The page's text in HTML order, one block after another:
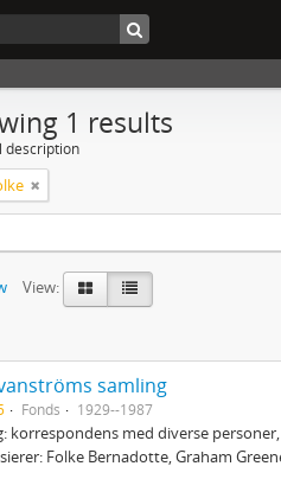
1 results
description
View:
samling
Fonds 1929--1987
korrespondens med diverse
Folke Bernadotte, Graham